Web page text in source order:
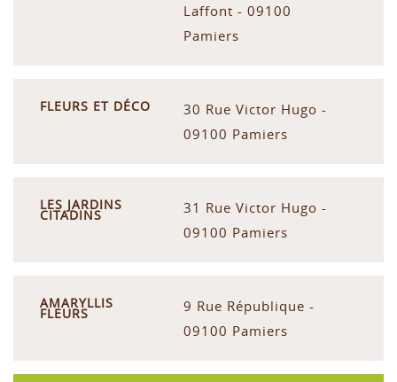
Laffont - 09100
Pamiers
FLEURS ET DÉCO
30 Rue Victor Hugo -
09100 Pamiers
LES JARDINS
CITADINS
31 Rue Victor Hugo -
09100 Pamiers
AMARYLLIS
FLEURS
9 Rue République -
09100 Pamiers